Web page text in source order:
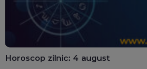
Horoscop zilnic: 4 august